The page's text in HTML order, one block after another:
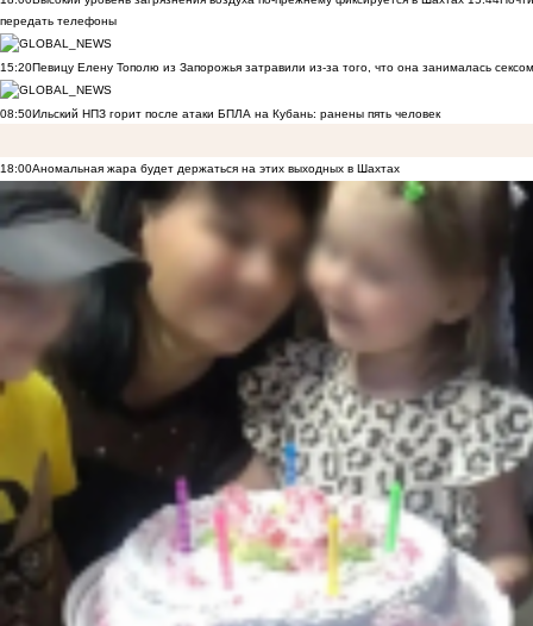
передать телефоны
15:20Певицу Елену Тополю из Запорожья затравили из-за того, что она занималась
08:50Ильский НПЗ горит после атаки БПЛА на Кубань: ранены пять человек
18:00Аномальная жара будет держаться на этих выходных в Шахтах